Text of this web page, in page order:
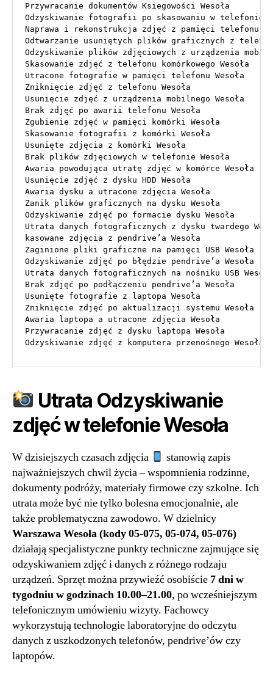
Przywracanie dokumentów Ksiegowości Wesoła
Odzyskiwanie fotografii po skasowaniu w telefonie
Naprawa i rekonstrukcja zdjęć z pamięci telefonu
Odtwarzanie usuniętych plików graficznych z
Odzyskiwanie plików zdjęciowych z urządzenia
Skasowanie zdjęć z telefonu komórkowego Wesoła
Utracone fotografie w pamięci telefonu Wesoła
Zniknięcie zdjęć z telefonu Wesoła
Usunięcie zdjęć z urządzenia mobilnego Wesoła
Brak zdjęć po awarii telefonu Wesoła
Zgubienie zdjęć w pamięci komórki Wesoła
Skasowanie fotografii z komórki Wesoła
Usunięte zdjęcia z komórki Wesoła
Brak plików zdjęciowych w telefonie Wesoła
Awaria powodująca utratę zdjęć w komórce Wesoła
Usunięcie zdjęć z dysku HDD Wesoła
Awaria dysku a utracone zdjęcia Wesoła
Zanik plików graficznych na dysku Wesoła
Odzyskiwanie zdjęć po formacie dysku Wesoła
Utrata danych fotograficznych z dysku twardego
kasowane zdjęcia z pendrive’a Wesoła
Zaginione pliki graficzne na pamięci USB Wesoła
Odzyskiwanie zdjęć po błędzie pendrive’a Wesoła
Utrata danych fotograficznych na nośniku USB Wesoła
Brak zdjęć po podłączeniu pendrive’a Wesoła
Usunięte fotografie z laptopa Wesoła
Zniknięcie zdjęć po aktualizacji systemu Wesoła
Awaria laptopa a utracone zdjęcia Wesoła
Przywracanie zdjęć z dysku laptopa Wesoła
Odzyskiwanie zdjęć z komputera przenośnego Wesoła
Utrata Odzyskiwanie
zdjęć w telefonie Wesoła
W dzisiejszych czasach zdjęcia
stanowią zapis
najważniejszych chwil życia – wspomnienia rodzinne,
dokumenty podróży, materiały firmowe czy szkolne. Ich
utrata może być nie tylko bolesna emocjonalnie, ale
także problematyczna zawodowo. W dzielnicy
Warszawa Wesoła (kody 05-075, 05-074, 05-076)
działają specjalistyczne punkty techniczne zajmujące się
odzyskiwaniem zdjęć i danych z różnego rodzaju
urządzeń. Sprzęt można przywieźć osobiście 7 dni w
tygodniu w godzinach 10.00–21.00, po wcześniejszym
telefonicznym umówieniu wizyty. Fachowcy
wykorzystują technologie laboratoryjne do odczytu
danych z uszkodzonych telefonów, pendrive’ów czy
laptopów.